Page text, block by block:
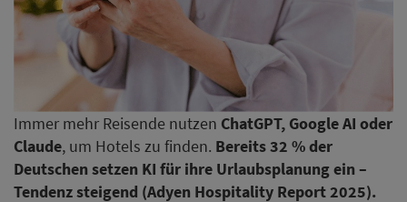
Immer mehr Reisende nutzen ChatGPT, Google AI oder
Claude, um Hotels zu finden. Bereits 32 % der
Deutschen setzen KI für ihre Urlaubsplanung ein –
Tendenz steigend (Adyen Hospitality Report 2025).